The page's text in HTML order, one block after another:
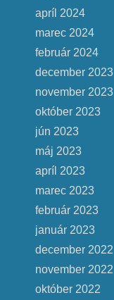
apríl 2024
marec 2024
február 2024
december 2023
november 2023
október 2023
jún 2023
máj 2023
apríl 2023
marec 2023
február 2023
január 2023
december 2022
november 2022
október 2022